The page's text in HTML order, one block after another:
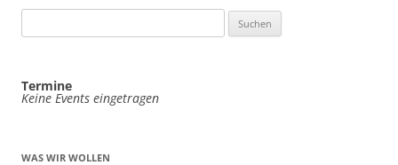
nach:
Termine
Keine Events eingetragen
WAS WIR WOLLEN